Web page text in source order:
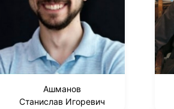
Ашманов
Станислав Игоревич